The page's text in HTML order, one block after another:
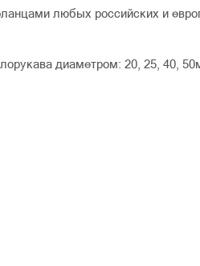
любых российских и
диаметром: 20, 25, 40,